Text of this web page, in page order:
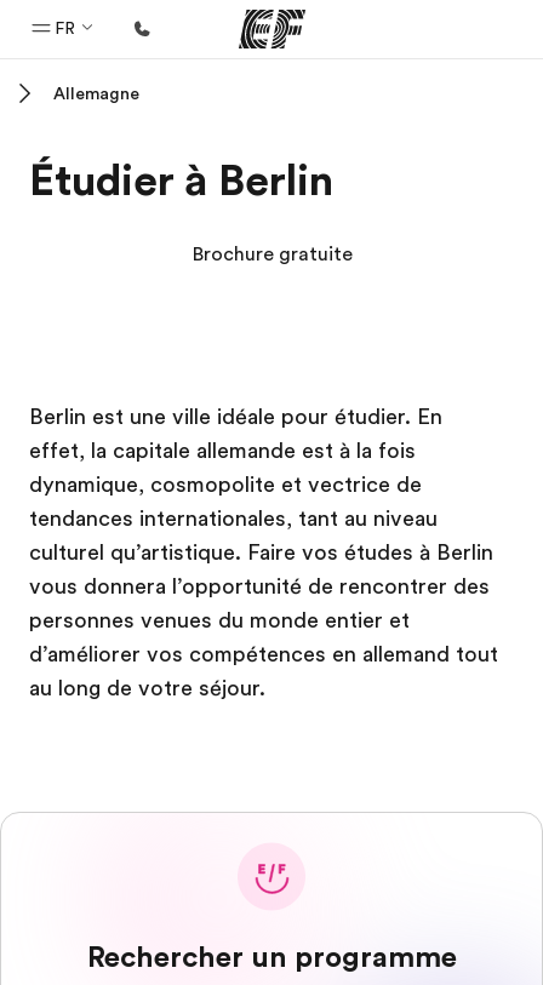
FR
Bienvenue chez EF
Programmes
Qui sommes-nous ?
EF recrute
Rejoignez nos équipes
Allemagne
Étudier à Berlin
Brochure gratuite
Berlin est une ville idéale pour étudier. En
effet, la capitale allemande est à la fois
dynamique, cosmopolite et vectrice de
tendances internationales, tant au niveau
culturel qu’artistique. Faire vos études à Berlin
vous donnera l’opportunité de rencontrer des
personnes venues du monde entier et
d’améliorer vos compétences en allemand tout
au long de votre séjour.
Rechercher un programme